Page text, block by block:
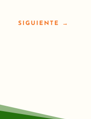
SIGUIENTE →